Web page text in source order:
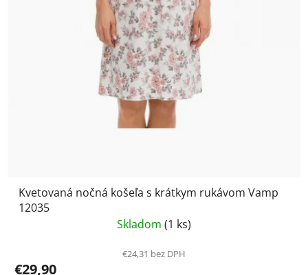
Kvetovaná nočná košeľa s krátkym rukávom Vamp
12035
Skladom (1 ks)
€24,31 bez DPH
€29,90